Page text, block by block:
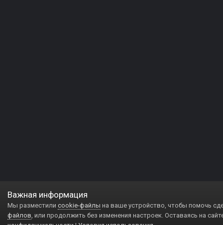
Важная информация
Мы разместили cookie-файлы на ваше устройство, чтобы помочь
файлов, или продолжить без изменения настроек. Оставаясь на